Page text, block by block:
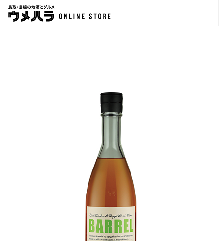
稲田姫 米焼酎＆赤ワインBARREL
週末のリキュール CHERRY&MINT